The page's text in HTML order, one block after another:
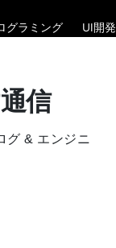
グラミング UI開発
信
グ & エンジニ